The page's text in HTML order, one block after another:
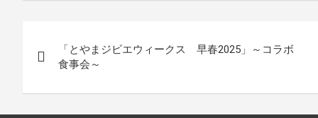
稿
ナ
「とやまジビエウィークス 早春2025」～コラボ
食事会～